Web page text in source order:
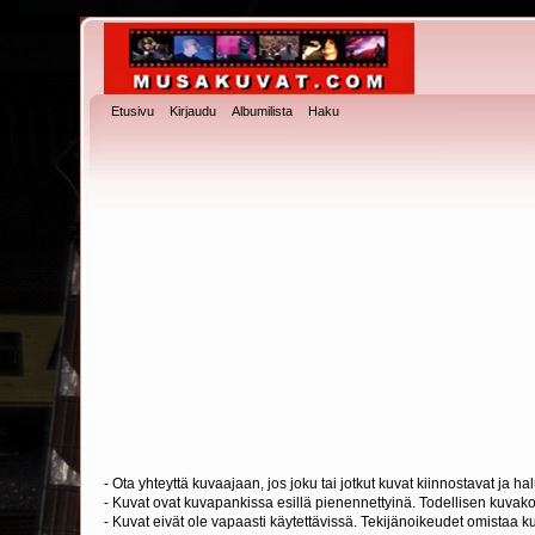
Etusivu Kirjaudu Albumilista Haku
- Ota yhteyttä kuvaajaan, jos joku tai jotkut kuvat kiinnostavat ja
- Kuvat ovat kuvapankissa esillä pienennettyinä. Todellisen
- Kuvat eivät ole vapaasti käytettävissä. Tekijänoikeudet omistaa